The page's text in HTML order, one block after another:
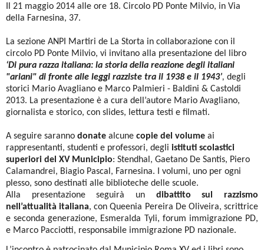
Il 21 maggio 2014 alle ore 18. Circolo PD Ponte Milvio, in Via
della Farnesina, 37.
La sezione ANPI Martiri de La Storta in collaborazione con il
circolo PD Ponte Milvio, vi invitano alla presentazione del libro
‘Di pura razza italiana: la storia della reazione degli italiani
"ariani" di fronte alle leggi razziste tra il 1938 e il 1943’, degli
storici Mario Avagliano e Marco Palmieri - Baldini & Castoldi
2013. La presentazione è a cura dell’autore Mario Avagliano,
giornalista e storico, con slides, lettura testi e filmati.
A seguire saranno donate alcune copie del volume ai
rappresentanti, studenti e professori, degli istituti scolastici
superiori del XV Municipio: Stendhal, Gaetano De Santis, Piero
Calamandrei, Biagio Pascal, Farnesina. I volumi, uno per ogni
plesso, sono destinati alle biblioteche delle scuole.
Alla presentazione seguirà un dibattito sul razzismo
nell’attualità italiana, con Queenia Pereira De Oliveira, scrittrice
e seconda generazione, Esmeralda Tyli, forum immigrazione PD,
e Marco Pacciotti, responsabile immigrazione PD nazionale.